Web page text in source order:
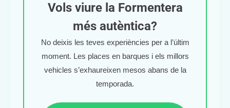
Vols viure la Formentera
més autèntica?
No deixis les teves experiències per a l’últim
moment. Les places en barques i els millors
vehicles s’exhaureixen mesos abans de la
temporada.